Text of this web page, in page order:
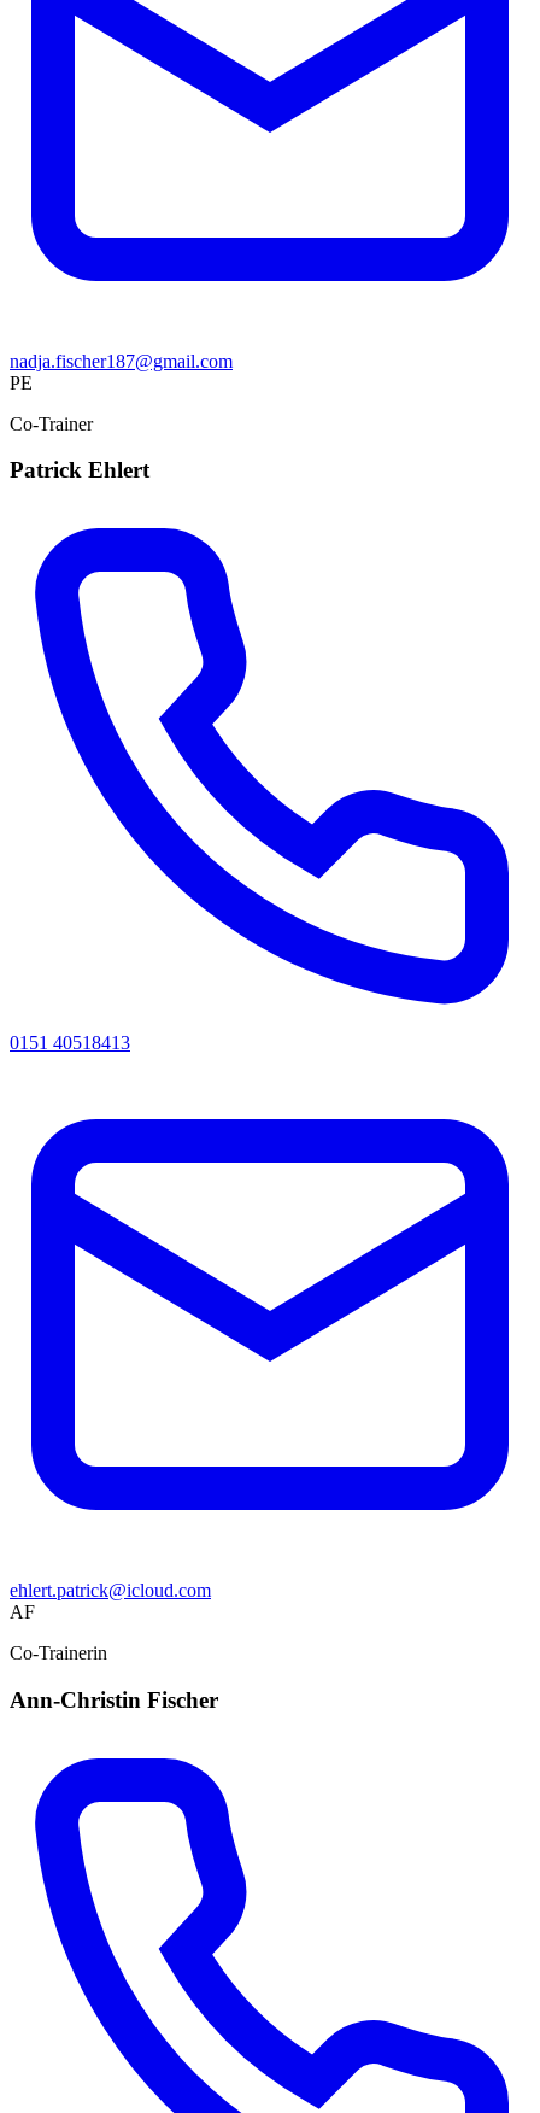
nadja.fischer187@gmail.com
PE
Co-Trainer
Patrick Ehlert
0151 40518413
ehlert.patrick@icloud.com
AF
Co-Trainerin
Ann-Christin Fischer